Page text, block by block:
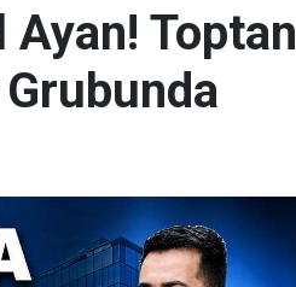
Ayan! Toptan
Grubunda